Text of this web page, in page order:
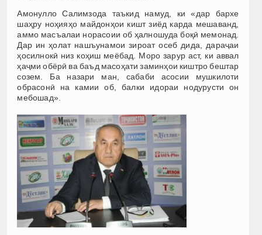
Амонулло Салимзода таъкид намуд, ки «дар бархе
шаҳру ноҳияҳо майдонҳои кишт зиёд карда мешаванд,
аммо масъалаи норасоии об ҳалношуда боқӣ мемонад.
Дар ин ҳолат нашъунамои зироат осеб дида, дараҷаи
ҳосилнокӣ низ коҳиш меёбад. Моро зарур аст, ки аввал
ҳаҷми обёрӣ ва баъд масоҳати заминҳои киштро бештар
созем. Ба назари ман, сабаби асосии мушкилоти
обрасонӣ на камии об, балки идораи нодурусти он
мебошад».